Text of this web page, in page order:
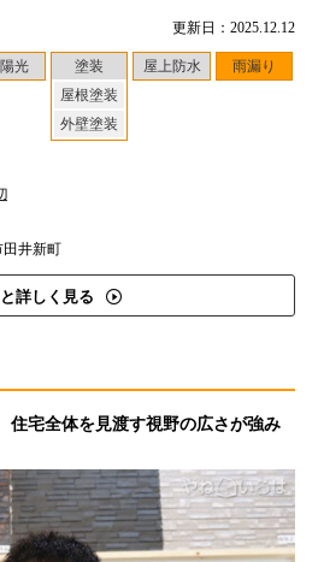
更新日：2025.12.12
光
塗装
屋根塗装
外壁塗装
屋上防水 雨漏り
井新町
詳しく見る
住宅全体を見渡す視野の広さが強み